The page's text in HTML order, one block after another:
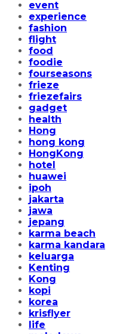
event
experience
fashion
flight
food
foodie
fourseasons
frieze
friezefairs
gadget
health
Hong
hong kong
HongKong
hotel
huawei
ipoh
jakarta
jawa
jepang
karma beach
karma kandara
keluarga
Kenting
Kong
kopi
korea
krisflyer
life